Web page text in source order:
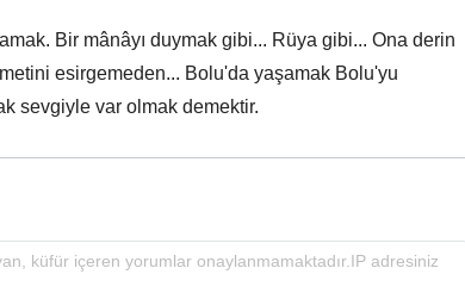
Bir mânâyı duymak gibi... Rüya gibi... Ona derin
esirgemeden... Bolu'da yaşamak Bolu'yu
sevgiyle var olmak demektir.